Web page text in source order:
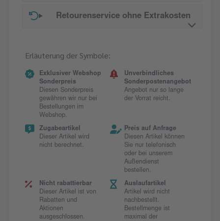
Retourenservice ohne Extrakosten
Erläuterung der Symbole:
Exklusiver Webshop
Sonderpreis
Diesen Sonderpreis
gewähren wir nur bei
Bestellungen im
Webshop.
Unverbindliches
Sonderpostenangebot
Angebot nur so lange
der Vorrat reicht.
Zugabeartikel
Dieser Artikel wird
nicht berechnet.
Preis auf Anfrage
Diesen Artikel können
Sie nur telefonisch
oder bei unserem
Außendienst
bestellen.
Nicht rabattierbar
Dieser Artikel ist von
Rabatten und
Aktionen
ausgeschlossen.
Auslaufartikel
Artikel wird nicht
nachbestellt.
Bestellmenge ist
maximal der